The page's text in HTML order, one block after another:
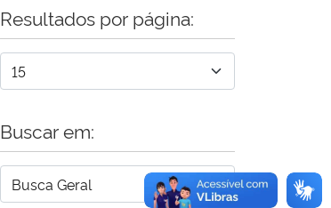
Resultados por página:
Buscar em: